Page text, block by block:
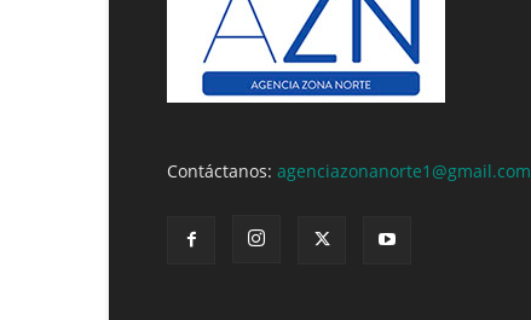
Contáctanos: agenciazonanorte1@gmail.com